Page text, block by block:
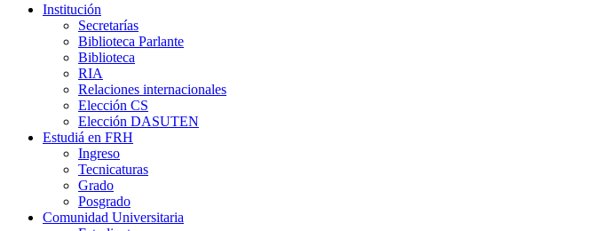
Institución
Secretarías
Biblioteca Parlante
Biblioteca
RIA
Relaciones internacionales
Elección CS
Elección DASUTEN
Estudiá en FRH
Ingreso
Tecnicaturas
Grado
Posgrado
Comunidad Universitaria